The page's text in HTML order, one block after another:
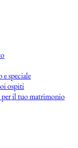
speciale
ospiti
il tuo matrimonio